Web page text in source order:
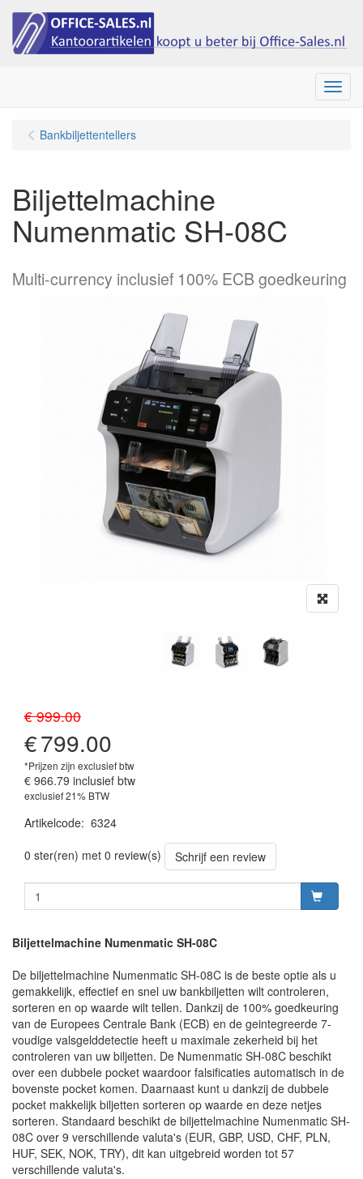
Menu
Bankbiljettentellers
Biljettelmachine
Numenmatic SH-08C
Multi-currency inclusief 100% ECB goedkeuring
€ 999.00
€799.00
*Prijzen zijn exclusief btw
€ 966.79 inclusief btw
exclusief 21% BTW
Artikelcode: 6324
0 ster(ren) met 0 review(s)
Schrijf een review
Biljettelmachine Numenmatic SH-08C
De biljettelmachine Numenmatic SH-08C is de beste optie als u
gemakkelijk, effectief en snel uw bankbiljetten wilt controleren,
sorteren en op waarde wilt tellen. Dankzij de 100% goedkeuring
van de Europees Centrale Bank (ECB) en de geintegreerde 7-
voudige valsgelddetectie heeft u maximale zekerheid bij het
controleren van uw biljetten. De Numenmatic SH-08C beschikt
over een dubbele pocket waardoor falsificaties automatisch in de
bovenste pocket komen. Daarnaast kunt u dankzij de dubbele
pocket makkelijk biljetten sorteren op waarde en deze netjes
sorteren. Standaard beschikt de biljettelmachine Numenmatic SH-
08C over 9 verschillende valuta's (EUR, GBP, USD, CHF, PLN,
HUF, SEK, NOK, TRY), dit kan uitgebreid worden tot 57
verschillende valuta's.